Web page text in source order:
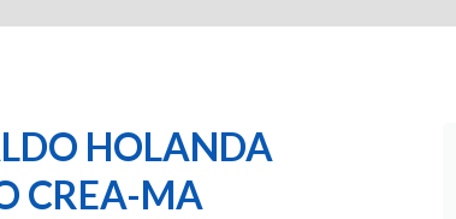
HOLANDA
CREA-MA